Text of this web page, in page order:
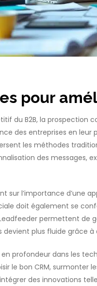
pour
du B2B, la
des entreprises en leur
les méthodes
des messages,
sur l’importance d’une
doit également se
permettent de
plus fluide grâce
profondeur dans les
le bon CRM, surmonter
des innovations